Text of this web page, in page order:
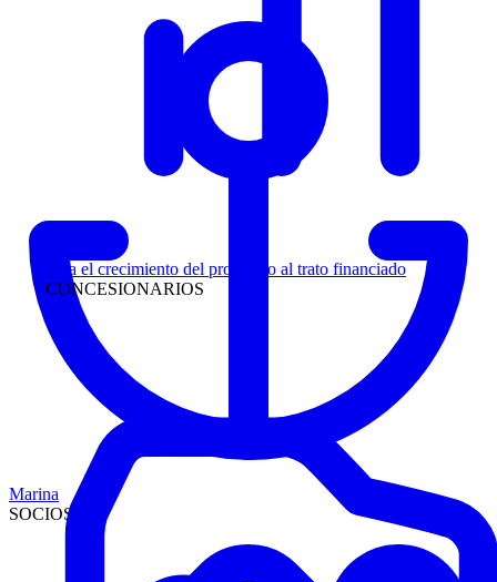
Siga el crecimiento del prospecto al trato financiado
CONCESIONARIOS
Marina
SOCIOS